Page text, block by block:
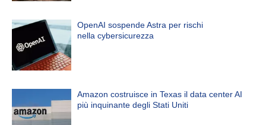
OpenAI sospende Astra per rischi
nella cybersicurezza
Amazon costruisce in Texas il data center AI
più inquinante degli Stati Uniti